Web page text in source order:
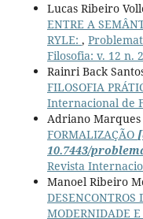
Lucas Ribeiro
ENTRE A
RYLE: ,
Filosofia: v. 12 n.
Rainri Back
FILOSOFIA
Internacional de
Adriano Marques
FORMALIZAÇÃO
10.7443/
Revista
Manoel Ribeiro
DESENCONTROS
MODERNIDADE